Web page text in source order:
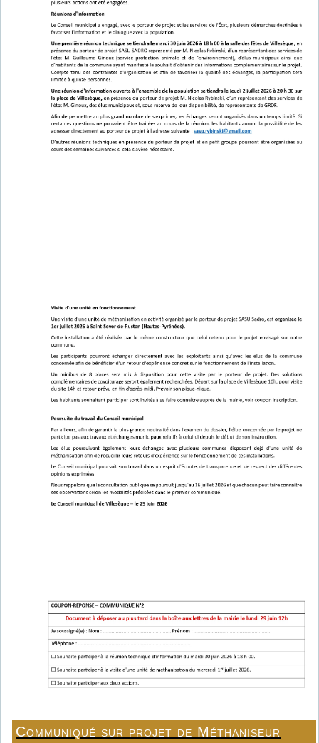
Communiqué sur projet de Méthaniseur